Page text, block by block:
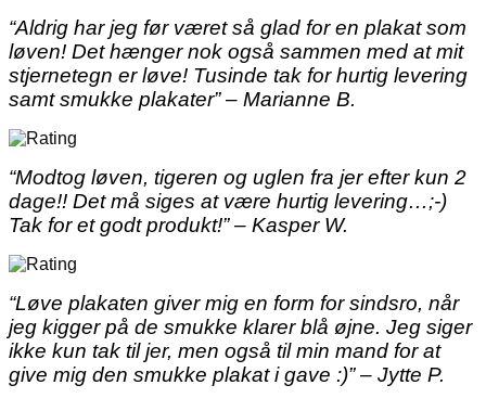
“Aldrig har jeg før været så glad for en plakat som
løven! Det hænger nok også sammen med at mit
stjernetegn er løve! Tusinde tak for hurtig levering
samt smukke plakater” – Marianne B.
“Modtog løven, tigeren og uglen fra jer efter kun 2
dage!! Det må siges at være hurtig levering…;-)
Tak for et godt produkt!” – Kasper W.
“Løve plakaten giver mig en form for sindsro, når
jeg kigger på de smukke klarer blå øjne. Jeg siger
ikke kun tak til jer, men også til min mand for at
give mig den smukke plakat i gave :)” – Jytte P.